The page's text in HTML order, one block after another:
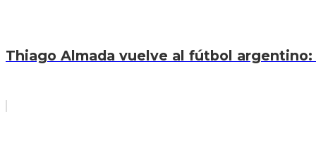
Thiago Almada vuelve al fútbol